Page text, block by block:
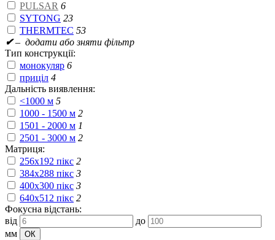
PULSAR 6
SYTONG 23
THERMTEC 53
✔– додати або зняти фільтр
Тип конструкції:
монокуляр 6
приціл 4
Дальність виявлення:
<1000 м 5
1000 - 1500 м 2
1501 - 2000 м 1
2501 - 3000 м 2
Матриця:
256x192 пікс 2
384x288 пікс 3
400x300 пікс 3
640x512 пікс 2
Фокусна відстань:
від
до
мм